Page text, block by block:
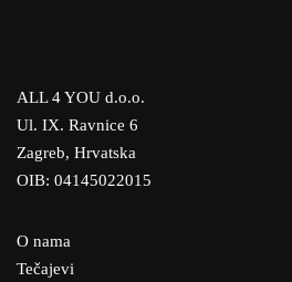
ALL 4 YOU d.o.o.
Ul. IX. Ravnice 6
Zagreb, Hrvatska
OIB: 04145022015
O nama
Tečajevi